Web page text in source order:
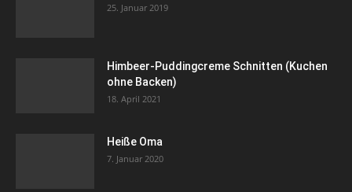
25. Januar 2019
Himbeer-Puddingcreme Schnitten (Kuchen
ohne Backen)
18. April 2021
Heiße Oma
7. Januar 2020